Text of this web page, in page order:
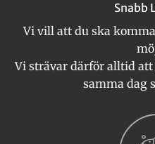
Snabb
Vi vill att du ska
Vi strävar därför alltid
samma dag